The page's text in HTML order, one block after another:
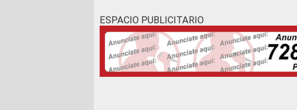
ESPACIO PUBLICITARIO